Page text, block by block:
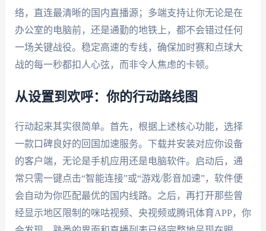
络，直连最清晰的国内直播源；多端支持让你无论是在
办公室的电脑前，还是通勤的地铁上，都不会错过任何
一场关键战役。稳定高速的专线，确保加时赛和点球大
战的每一秒都扣人心弦，而非令人焦虑的卡顿。
从设置到欢呼：你的行动路线图
行动起来其实很简单。首先，根据上述核心功能，选择
一款口碑良好的回国加速服务。下载并安装对应你设备
的客户端，无论是手机应用还是电脑软件。启动后，通
常只需一键点击“智能连接”或“游戏/影音加速”，软件便
会自动为你匹配最优的国内线路。之后，再打开那些曾
经显示地区限制的咪咕视频、央视频或腾讯体育APP，你